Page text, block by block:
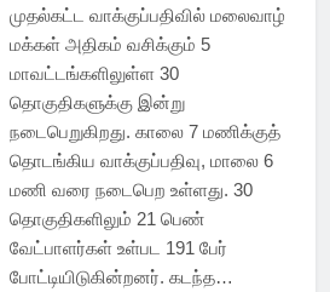
முதல்கட்ட வாக்குப்பதிவில் மலைவாழ்
மக்கள் அதிகம் வசிக்கும் 5
மாவட்டங்களிலுள்ள 30
தொகுதிகளுக்கு இன்று
நடைபெறுகிறது. காலை 7 மணிக்குத்
தொடங்கிய வாக்குப்பதிவு, மாலை 6
மணி வரை நடைபெற உள்ளது. 30
தொகுதிகளிலும் 21 பெண்
வேட்பாளர்கள் உள்பட 191 பேர்
போட்டியிடுகின்றனர். கடந்த…